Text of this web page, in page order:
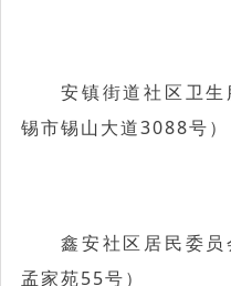
安镇街道社区卫
锡市锡山大道3088号）
鑫安社区居民委
孟家苑55号）